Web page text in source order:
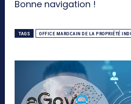
Bonne navigation !
TAGS OFFICE MAROCAIN DE LA PROPRIÉTÉ